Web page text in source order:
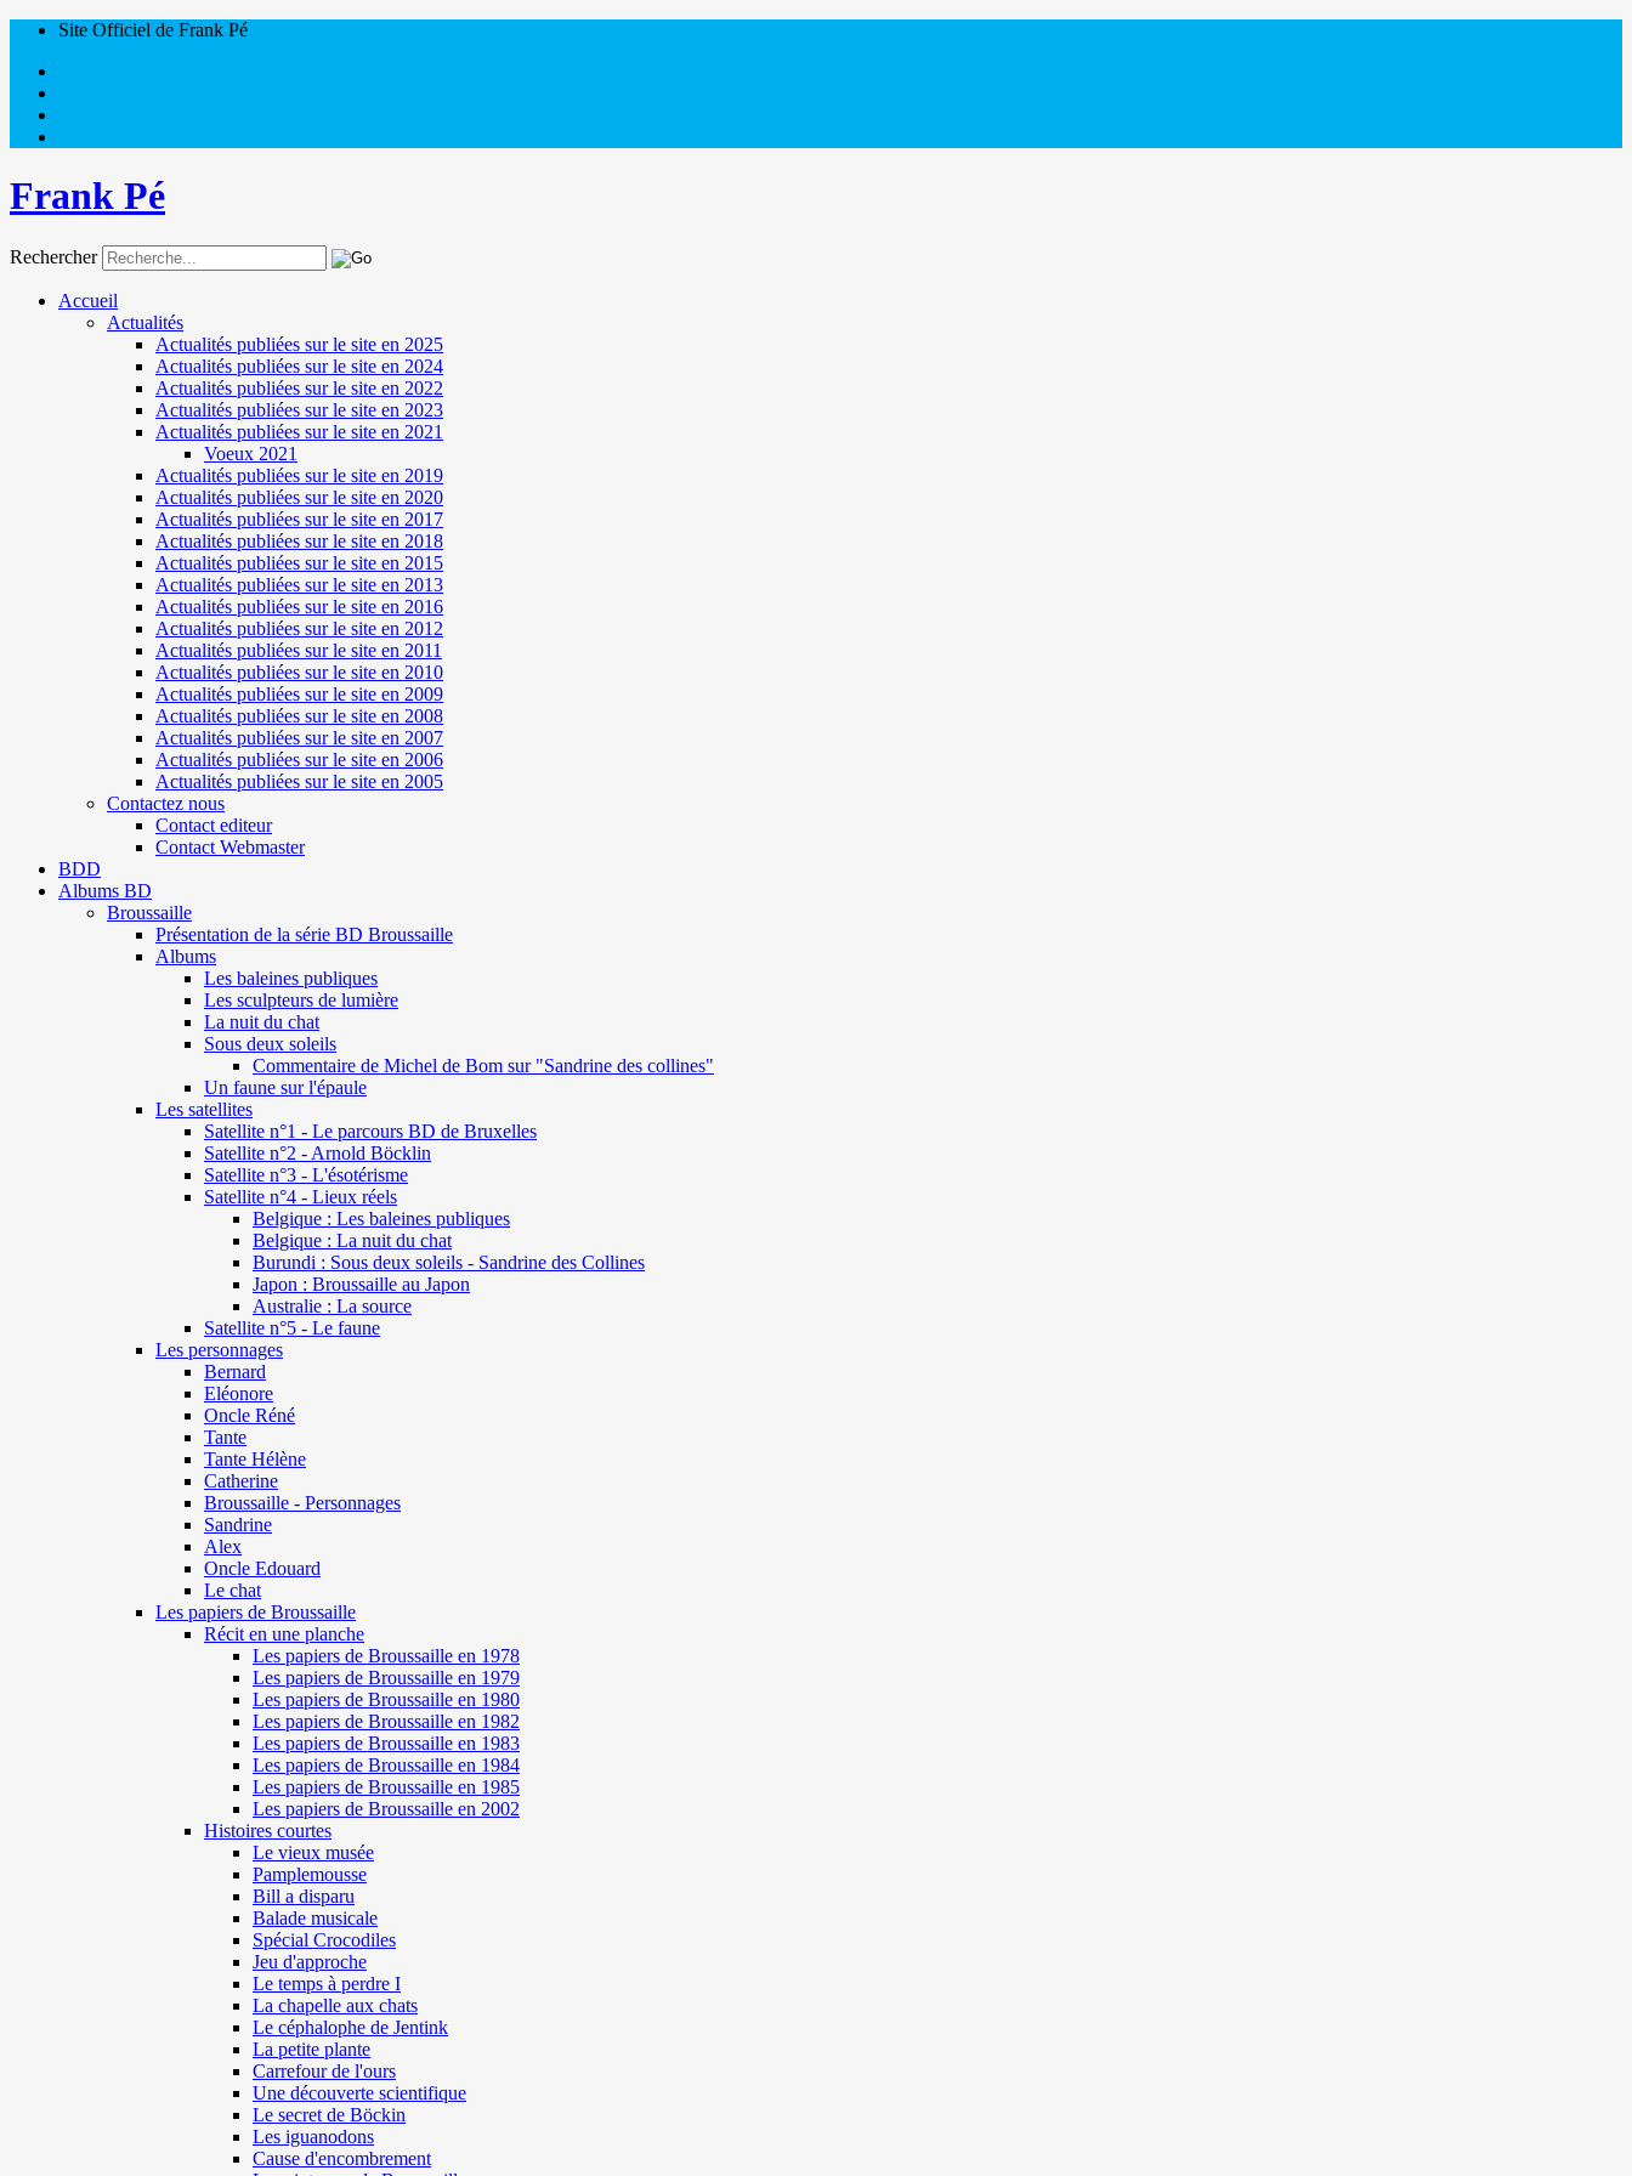
Site Officiel de Frank Pé
Frank Pé
Rechercher
Accueil
Actualités
Actualités publiées sur le site en 2025
Actualités publiées sur le site en 2024
Actualités publiées sur le site en 2022
Actualités publiées sur le site en 2023
Actualités publiées sur le site en 2021
Voeux 2021
Actualités publiées sur le site en 2019
Actualités publiées sur le site en 2020
Actualités publiées sur le site en 2017
Actualités publiées sur le site en 2018
Actualités publiées sur le site en 2015
Actualités publiées sur le site en 2013
Actualités publiées sur le site en 2016
Actualités publiées sur le site en 2012
Actualités publiées sur le site en 2011
Actualités publiées sur le site en 2010
Actualités publiées sur le site en 2009
Actualités publiées sur le site en 2008
Actualités publiées sur le site en 2007
Actualités publiées sur le site en 2006
Actualités publiées sur le site en 2005
Contactez nous
Contact editeur
Contact Webmaster
BDD
Albums BD
Broussaille
Présentation de la série BD Broussaille
Albums
Les baleines publiques
Les sculpteurs de lumière
La nuit du chat
Sous deux soleils
Commentaire de Michel de Bom sur "Sandrine des collines"
Un faune sur l'épaule
Les satellites
Satellite n°1 - Le parcours BD de Bruxelles
Satellite n°2 - Arnold Böcklin
Satellite n°3 - L'ésotérisme
Satellite n°4 - Lieux réels
Belgique : Les baleines publiques
Belgique : La nuit du chat
Burundi : Sous deux soleils - Sandrine des Collines
Japon : Broussaille au Japon
Australie : La source
Satellite n°5 - Le faune
Les personnages
Bernard
Eléonore
Oncle Réné
Tante
Tante Hélène
Catherine
Broussaille - Personnages
Sandrine
Alex
Oncle Edouard
Le chat
Les papiers de Broussaille
Récit en une planche
Les papiers de Broussaille en 1978
Les papiers de Broussaille en 1979
Les papiers de Broussaille en 1980
Les papiers de Broussaille en 1982
Les papiers de Broussaille en 1983
Les papiers de Broussaille en 1984
Les papiers de Broussaille en 1985
Les papiers de Broussaille en 2002
Histoires courtes
Le vieux musée
Pamplemousse
Bill a disparu
Balade musicale
Spécial Crocodiles
Jeu d'approche
Le temps à perdre I
La chapelle aux chats
Le céphalophe de Jentink
La petite plante
Carrefour de l'ours
Une découverte scientifique
Le secret de Böckin
Les iguanodons
Cause d'encombrement